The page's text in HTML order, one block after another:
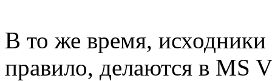
В то же время,
правило, делаются в MS